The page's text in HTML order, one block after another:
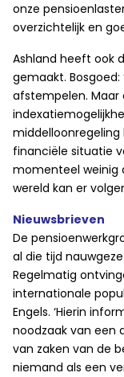
onze
overzichtelijk en
Ashland heeft ook
gemaakt.
afstempelen.
middelloonregeling
financiële situatie
momenteel weinig
wereld kan er
Nieuwsbrieven
De
al die tijd
Regelmatig
internationale
Engels. ‘Hierin
noodzaak van een
van zaken van de
niemand als een